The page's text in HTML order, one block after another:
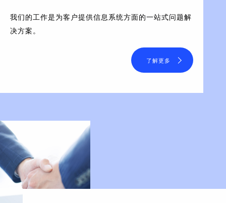
我们的工作是为客户提供信息系统方面的一站式问题解
决方案。
了解更多